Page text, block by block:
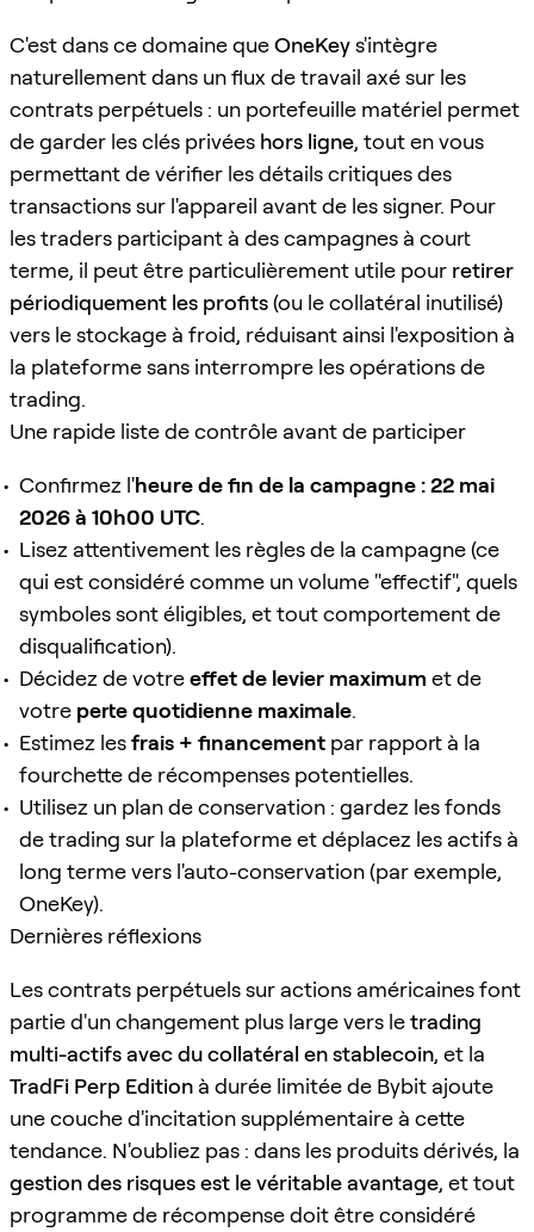
C'est dans ce domaine queOneKeys'intègre
naturellement dans un flux de travail axé sur les
contrats perpétuels : un portefeuille matériel permet
de garder les clés privées hors ligne, tout en vous
permettant de vérifier les détails critiques des
transactions sur l'appareil avant de les signer. Pour
les traders participant à des campagnes à court
terme, il peut être particulièrement utile pour retirer
périodiquement les profits(ou le collatéral inutilisé)
vers le stockage à froid, réduisant ainsi l'exposition à
la plateforme sans interrompre les opérations de
trading.
Une rapide liste de contrôle avant de participer
Confirmez l'heure de fin de la campagne :22 mai
2026 à 10h00 UTC.
Lisez attentivement les règles de la campagne (ce
qui est considéré comme un volume "effectif", quels
symboles sont éligibles, et tout comportement de
disqualification).
Décidez de votreeffet de levier maximum et de
votre perte quotidienne maximale.
Estimez lesfrais + financement par rapport à la
fourchette de récompenses potentielles.
Utilisez un plan de conservation : gardez les fonds
de trading sur la plateforme et déplacez les actifs à
long terme vers l'auto-conservation (par exemple,
OneKey).
Dernières réflexions
Les contrats perpétuels sur actions américaines font
partie d'un changement plus large vers letrading
multi-actifs avec du collatéral en stablecoin, et la
TradFi Perp Edition à durée limitée de Bybit ajoute
une couche d'incitation supplémentaire à cette
tendance. N'oubliez pas : dans les produits dérivés, la
gestion des risques est le véritable avantage, et tout
programme de récompense doit être considéré